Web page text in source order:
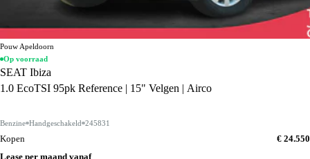
Pouw Apeldoorn
Op voorraad
SEAT Ibiza
1.0 EcoTSI 95pk Reference | 15" Velgen | Airco
Benzine Handgeschakeld 245831
Kopen
€ 24.550
Lease per maand vanaf